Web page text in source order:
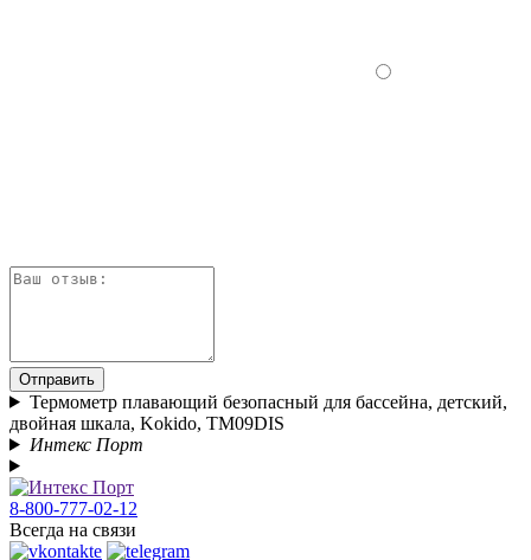
Отправить
Термометр плавaющий безопасный для бассейна, детский,
двойная шкала, Kokido, TM09DIS
Интекс Порт
8-800-777-02-12
Всегда на связи